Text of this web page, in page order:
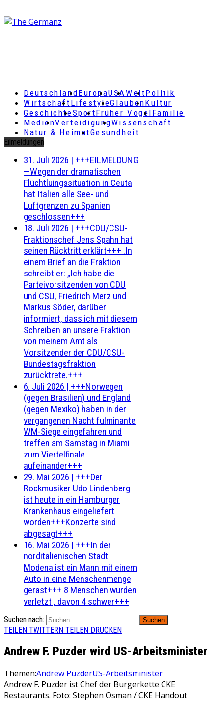
DeutschlandEuropaUSAWeltPolitik
Wirtschaft LifestyleGlaubenKultur
GeschichteSportFrüher Vogel Familie
MedienVerteidigungWissenschaft
Natur & HeimatGesundheit
Eilmeldungen
31. Juli 2026 | +++EILMELDUNG
—Wegen der dramatischen
Flüchtluingssituation in Ceuta
hat Italien alle See- und
Luftgrenzen zu Spanien
geschlossen+++
18. Juli 2026 | +++CDU/CSU-
Fraktionschef Jens Spahn hat
seinen Rücktritt erklärt+++ .In
einem Brief an die Fraktion
schreibt er: „Ich habe die
Parteivorsitzenden von CDU
und CSU, Friedrich Merz und
Markus Söder, darüber
informiert, dass ich mit diesem
Schreiben an unsere Fraktion
von meinem Amt als
Vorsitzender der CDU/CSU-
Bundestagsfraktion
zurücktrete.+++
6. Juli 2026 | +++Norwegen
(gegen Brasilien) und England
(gegen Mexiko) haben in der
vergangenen Nacht fulminante
WM-Siege eingefahren und
treffen am Samstag in Miami
zum Viertelfinale
aufeinander+++
29. Mai 2026 | +++Der
Rockmusiker Udo Lindenberg
ist heute in ein Hamburger
Krankenhaus eingeliefert
worden+++Konzerte sind
abgesagt+++
16. Mai 2026 | +++In der
norditalienischen Stadt
Modena ist ein Mann mit einem
Auto in eine Menschenmenge
gerast+++ 8 Menschen wurden
verletzt , davon 4 schwer+++
Suchen nach:
TEILEN TWITTERN TEILEN DRUCKEN
Andrew F. Puzder wird US-Arbeitsminister
Themen:Andrew PuzderUS-Arbeitsminister
Andrew F. Puzder ist Chef der Burgerkette CKE
Restaurants. Foto: Stephen Osman / CKE Handout